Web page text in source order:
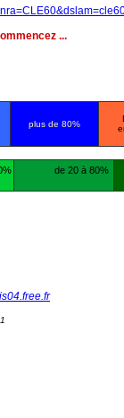
...
plus de 80%
de 20 à 80%